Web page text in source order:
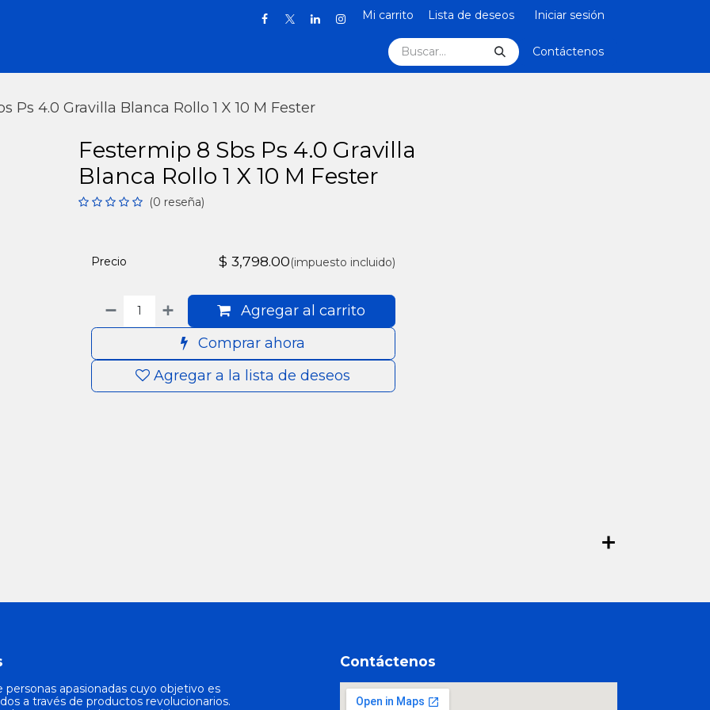
Mi carrito Lista de deseos Iniciar sesión
Contáctenos
Ps 4.0 Gravilla Blanca Rollo 1 X 10 M Fester
Festermip 8 Sbs Ps 4.0 Gravilla
Blanca Rollo 1 X 10 M Fester
(0 reseña)
Agregar al carrito
Comprar ahora
Agregar a la lista de deseos
Precio $ 3,798.00(impuesto incluido)
apasionadas cuyo objetivo es
a través de productos revolucionarios.
Contáctenos